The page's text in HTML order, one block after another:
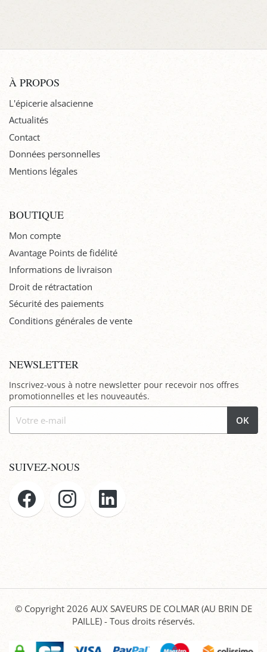
À PROPOS
L'épicerie alsacienne
Actualités
Contact
Données personnelles
Mentions légales
BOUTIQUE
Mon compte
Avantage Points de fidélité
Informations de livraison
Droit de rétractation
Sécurité des paiements
Conditions générales de vente
NEWSLETTER
Inscrivez-vous à notre newsletter pour recevoir nos offres
promotionnelles et les nouveautés.
OK
SUIVEZ-NOUS
© Copyright 2026 AUX SAVEURS DE COLMAR (AU BRIN DE
PAILLE) - Tous droits réservés.